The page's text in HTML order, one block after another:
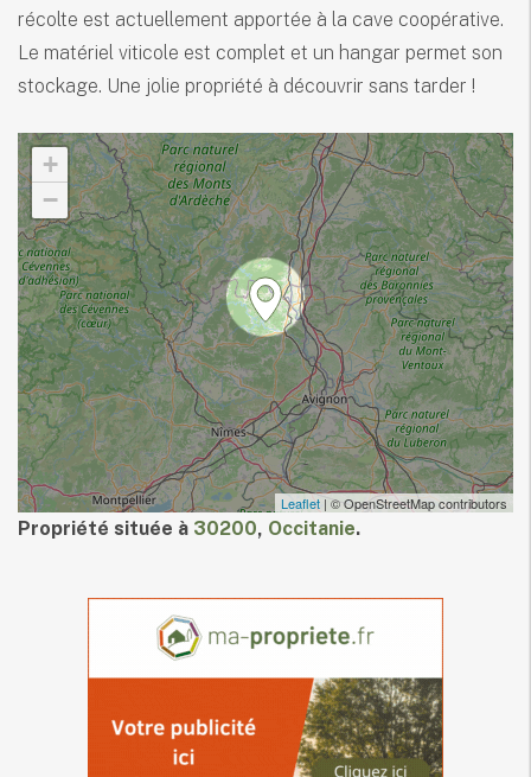
+
−
Leaflet | © OpenStreetMap contributors
Propriété située à 30200, Occitanie.
récolte est actuellement apportée à la cave coopérative.
Le matériel viticole est complet et un hangar permet son
stockage. Une jolie propriété à découvrir sans tarder !